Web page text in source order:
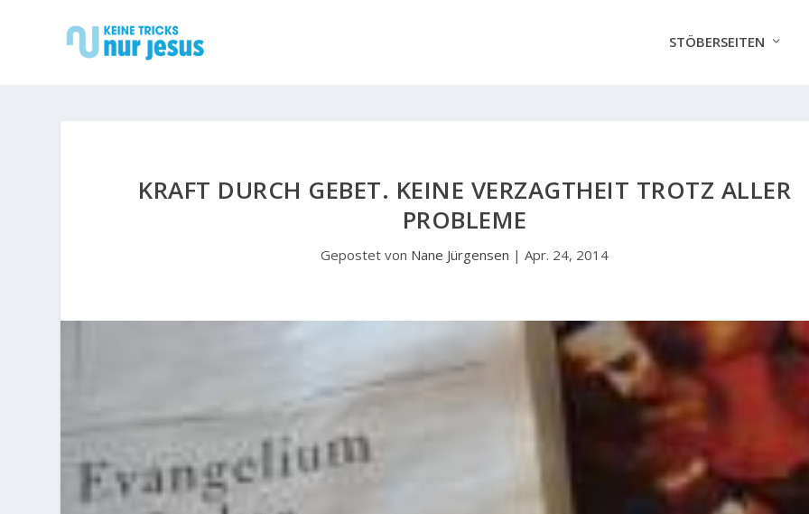
STÖBERSEITEN
KRAFT DURCH GEBET. KEINE VERZAGTHEIT TROTZ ALLER
PROBLEME
Gepostet von Nane Jürgensen |Apr. 24, 2014